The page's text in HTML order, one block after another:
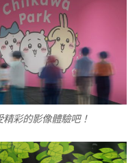
彩的影像體驗吧！